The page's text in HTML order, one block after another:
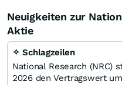
Neuigkeiten zur
Aktie
✧ Schlagzeilen
National Research (NRC)
2026 den Vertragswert